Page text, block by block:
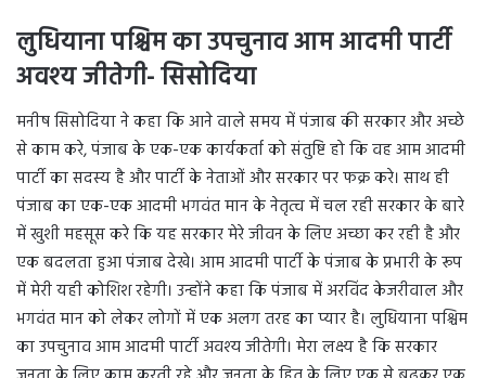
लुधियाना पश्चिम का उपचुनाव आम आदमी पार्टी
अवश्य जीतेगी- सिसोदिया
मनीष सिसोदिया ने कहा कि आने वाले समय में पंजाब की सरकार और अच्छे
से काम करे, पंजाब के एक-एक कार्यकर्ता को संतुष्टि हो कि वह आम आदमी
पार्टी का सदस्य है और पार्टी के नेताओं और सरकार पर फक्र करे। साथ ही
पंजाब का एक-एक आदमी भगवंत मान के नेतृत्व में चल रही सरकार के बारे
में खुशी महसूस करे कि यह सरकार मेरे जीवन के लिए अच्छा कर रही है और
एक बदलता हुआ पंजाब देखे। आम आदमी पार्टी के पंजाब के प्रभारी के रूप
में मेरी यही कोशिश रहेगी। उन्होंने कहा कि पंजाब में अरविंद केजरीवाल और
भगवंत मान को लेकर लोगों में एक अलग तरह का प्यार है। लुधियाना पश्चिम
का उपचुनाव आम आदमी पार्टी अवश्य जीतेगी। मेरा लक्ष्य है कि सरकार